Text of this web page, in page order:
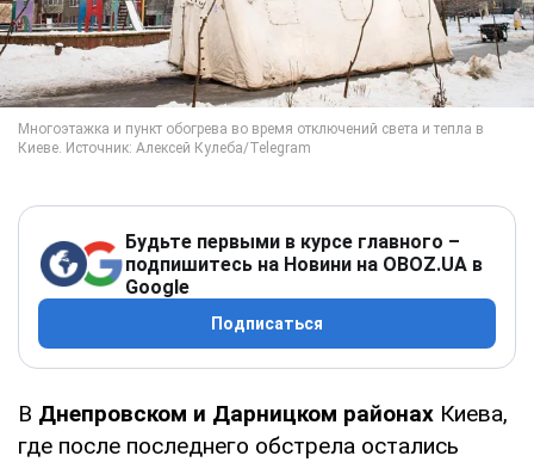
Будьте первыми в курсе главного –
подпишитесь на Новини на OBOZ.UA в
Google
Подписаться
В Днепровском и Дарницком районах Киева,
где после последнего обстрела остались